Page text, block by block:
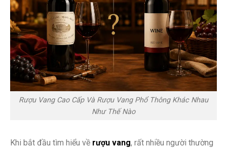
Rượu Vang Cao Cấp Và Rượu Vang Phổ Thông Khác Nhau
Như Thế Nào
Khi bắt đầu tìm hiểu về rượu vang, rất nhiều người thường